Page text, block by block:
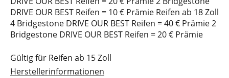
DRIVE OUR BEST Reifen = 10 € Prämie Reifen ab 18 Zoll
4 Bridgestone DRIVE OUR BEST Reifen = 40 € Prämie 2
Bridgestone DRIVE OUR BEST Reifen = 20 € Prämie
Gültig für Reifen ab 15 Zoll
Herstellerinformationen